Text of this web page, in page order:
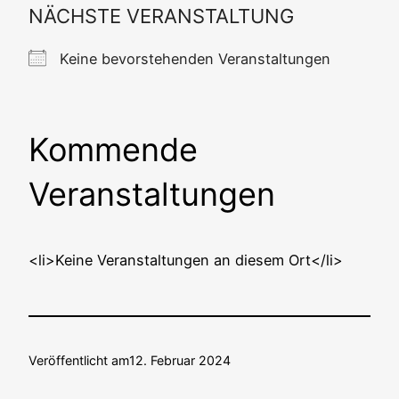
NÄCHSTE VERANSTALTUNG
Kei­ne bevor­ste­hen­den Veranstaltungen
Kommende
Veranstaltungen
<li>Keine Ver­an­stal­tun­gen an die­sem Ort</li>
Veröffentlicht am12. Februar 2024